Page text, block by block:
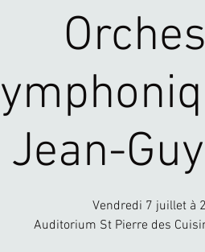
Jean-
Vendredi 7 juillet à
Auditorium St Pierre des